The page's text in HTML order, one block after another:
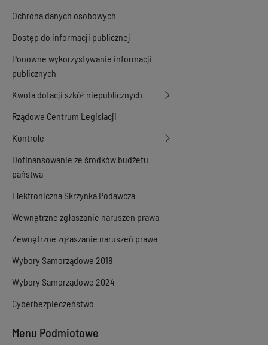
Ochrona danych osobowych
Dostęp do informacji publicznej
Ponowne wykorzystywanie informacji
publicznych
Kwota dotacji szkół niepublicznych
Rządowe Centrum Legislacji
Kontrole
Dofinansowanie ze środków budżetu
państwa
Elektroniczna Skrzynka Podawcza
Wewnętrzne zgłaszanie naruszeń prawa
Zewnętrzne zgłaszanie naruszeń prawa
Wybory Samorządowe 2018
Wybory Samorządowe 2024
Cyberbezpieczeństwo
Menu Podmiotowe